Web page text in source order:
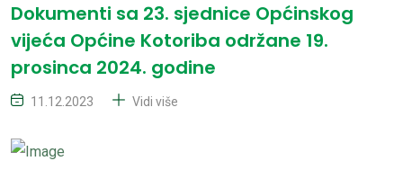
Dokumenti sa 23. sjednice Općinskog
vijeća Općine Kotoriba održane 19.
prosinca 2024. godine
11.12.2023 Vidi više